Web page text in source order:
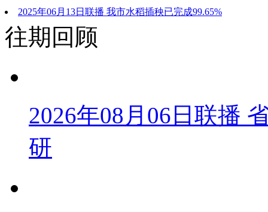
2025年06月13日联播 我市水稻插秧已完成99.65%
往期回顾
2026年08月06日联播
研